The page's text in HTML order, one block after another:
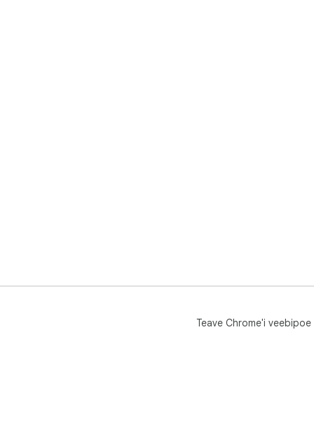
Teave Chrome'i